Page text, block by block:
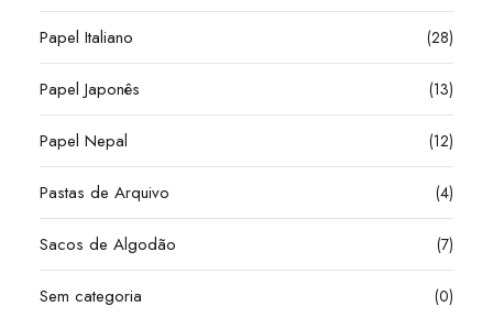
Papel Italiano (28)
Papel Japonês (13)
Papel Nepal (12)
Pastas de Arquivo (4)
Sacos de Algodão (7)
Sem categoria (0)